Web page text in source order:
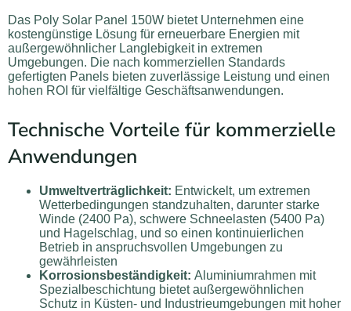
Das Poly Solar Panel 150W bietet Unternehmen eine
kostengünstige Lösung für erneuerbare Energien mit
außergewöhnlicher Langlebigkeit in extremen
Umgebungen. Die nach kommerziellen Standards
gefertigten Panels bieten zuverlässige Leistung und einen
hohen ROI für vielfältige Geschäftsanwendungen.
Technische Vorteile für kommerzielle
Anwendungen
Umweltverträglichkeit: Entwickelt, um extremen
Wetterbedingungen standzuhalten, darunter starke
Winde (2400 Pa), schwere Schneelasten (5400 Pa)
und Hagelschlag, und so einen kontinuierlichen
Betrieb in anspruchsvollen Umgebungen zu
gewährleisten
Korrosionsbeständigkeit: Aluminiumrahmen mit
Spezialbeschichtung bietet außergewöhnlichen
Schutz in Küsten- und Industrieumgebungen mit hoher